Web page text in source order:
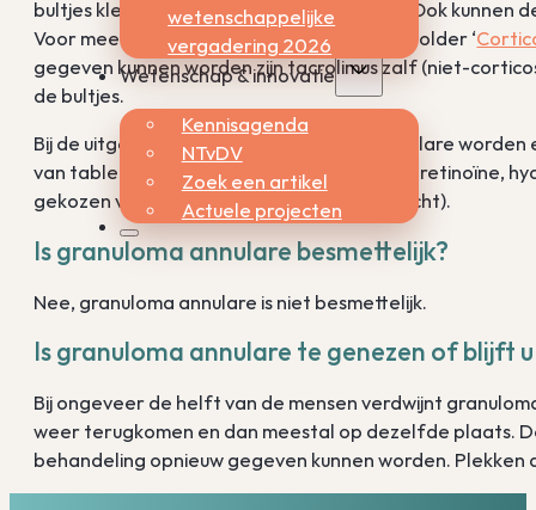
wetenschappelijke
vergadering 2026
Wetenschap & innovatie
Kennisagenda
NTvDV
Zoek een artikel
Actuele projecten
bultjes kleiner en minder gevoelig worden. Ook
Voor meer informatie hierover (zie ook de folder ‘
gegeven kunnen worden zijn tacrolimus zalf (niet-
de bultjes.
Bij de uitgebreide vorm van granuloma annulare
van tabletten. Voorbeelden hiervan zijn isotretinoïne,
gekozen voor lichttherapie (meestal UVA-licht).
Is granuloma annulare besmettelijk?
Nee, granuloma annulare is niet besmettelijk.
Is granuloma annulare te genezen of blijft
Bij ongeveer de helft van de mensen verdwijnt
weer terugkomen en dan meestal op dezelfde plaats.
behandeling opnieuw gegeven kunnen worden.